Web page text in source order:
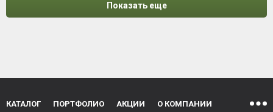
Показать еще
КАТАЛОГ ПОРТФОЛИО АКЦИИ О КОМПАНИИ